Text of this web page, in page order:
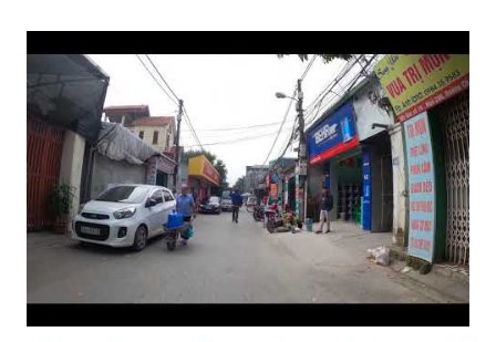
ngõ thông, đường trải nhựa, 2 ô tô tránh nhau. Đường và vỉa
hè rộng 6m. Đất thổ cư, diện tích mặt bằng 132m2, mặt tiền
8m. Hướng: Đông, pháp lý: sổ đỏ chính chủ. Giá bán: 9.5 tỷ,
có thương lượng với khách thiện chí mua. Quý khách hàng
có nhu cầu mua đất 132m2 phố Ngọc Trì, Thạch Bàn. Vui
lòng liên hệ: Mr Nguyễn Thế Cường, Tel: 0984.999.007 –
0915.383.393. Miễn môi giới và Quảng cáo trực tuyến